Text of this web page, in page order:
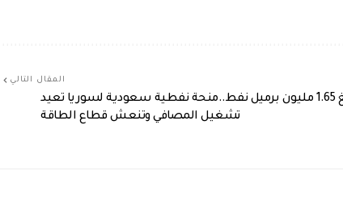
المقال التالي
تبلغ 1.65 مليون برميل نفط..منحة نفطية سعودية لسوريا تعيد
تشغيل المصافي وتنعش قطاع الطاقة